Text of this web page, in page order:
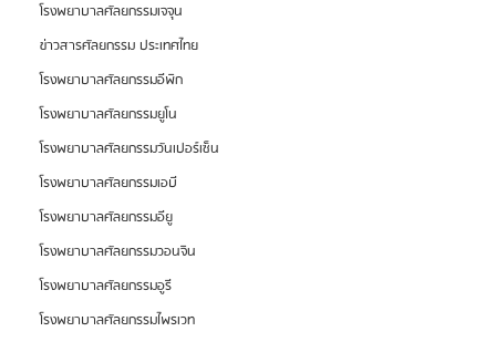
โรงพยาบาลศัลยกรรมเจจุน
ข่าวสารศัลยกรรม ประเทศไทย
โรงพยาบาลศัลยกรรมอีพิก
โรงพยาบาลศัลยกรรมยูโน
โรงพยาบาลศัลยกรรมวันเปอร์เซ็น
โรงพยาบาลศัลยกรรมเอบี
โรงพยาบาลศัลยกรรมอียู
โรงพยาบาลศัลยกรรมวอนจิน
โรงพยาบาลศัลยกรรมอูรี
โรงพยาบาลศัลยกรรมไพรเวท